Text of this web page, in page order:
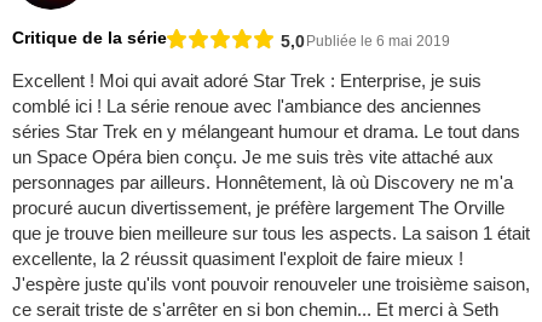
Critique de la série 5,0Publiée le 6 mai 2019
Excellent ! Moi qui avait adoré Star Trek : Enterprise, je suis
comblé ici ! La série renoue avec l'ambiance des anciennes
séries Star Trek en y mélangeant humour et drama. Le tout dans
un Space Opéra bien conçu. Je me suis très vite attaché aux
personnages par ailleurs. Honnêtement, là où Discovery ne m'a
procuré aucun divertissement, je préfère largement The Orville
que je trouve bien meilleure sur tous les aspects. La saison 1 était
excellente, la 2 réussit quasiment l'exploit de faire mieux !
J'espère juste qu'ils vont pouvoir renouveler une troisième saison,
ce serait triste de s'arrêter en si bon chemin... Et merci à Seth